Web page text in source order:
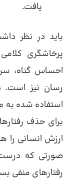
یافت.
باید در نظر
پرخاشگری
احساس گناه،
رسان نیز است.
استفاده شده به
برای حذف
ارزش انسانی را
صورتی که
رفتارهای منفی